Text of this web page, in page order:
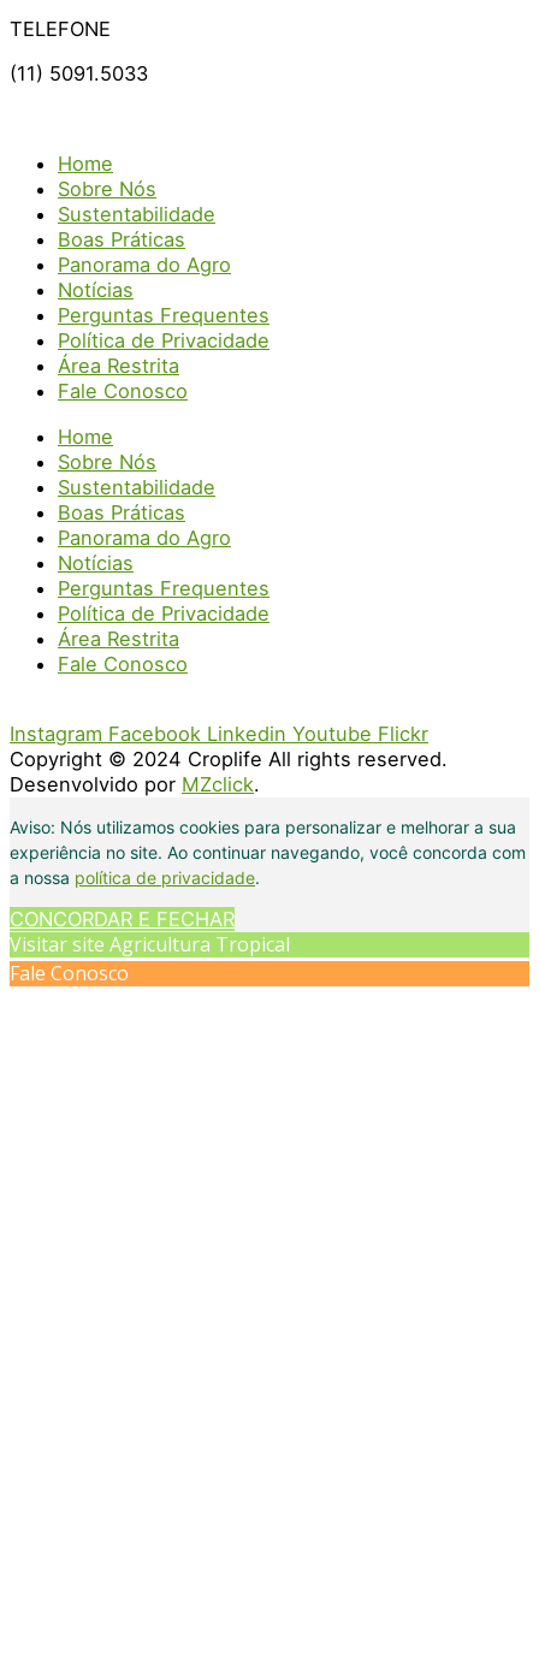
TELEFONE
(11) 5091.5033
Home
Sobre Nós
Sustentabilidade
Boas Práticas
Panorama do Agro
Notícias
Perguntas Frequentes
Política de Privacidade
Área Restrita
Fale Conosco
Home
Sobre Nós
Sustentabilidade
Boas Práticas
Panorama do Agro
Notícias
Perguntas Frequentes
Política de Privacidade
Área Restrita
Fale Conosco
Instagram Facebook Linkedin Youtube Flickr
Copyright © 2024 Croplife All rights reserved.
Desenvolvido por MZclick.
Aviso: Nós utilizamos cookies para personalizar e melhorar a sua
experiência no site. Ao continuar navegando, você concorda com
a nossa política de privacidade.
CONCORDAR E FECHAR
Visitar site Agricultura Tropical
Fale Conosco